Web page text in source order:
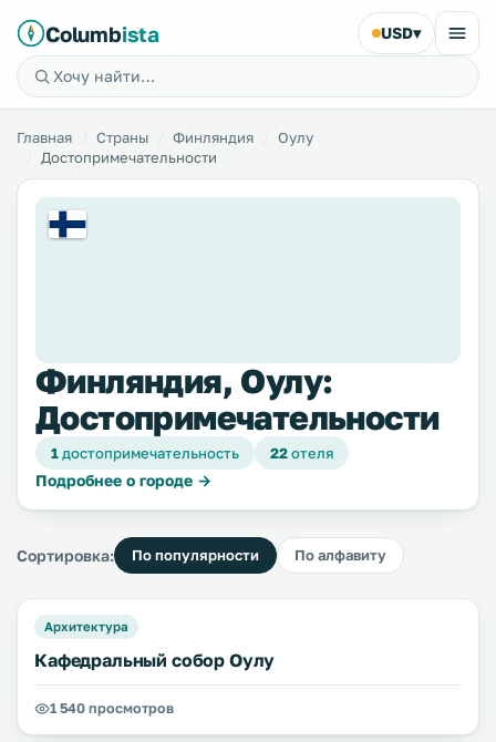
Columbista USD▾
Главная Страны Финляндия
Оулу
Достопримечательности
Финляндия, Оулу:
Достопримечательности
1достопримечательность 22отеля
Подробнее о городе →
Сортировка: По популярности По алфавиту
Архитектура
Кафедральный собор Оулу
1 540 просмотров